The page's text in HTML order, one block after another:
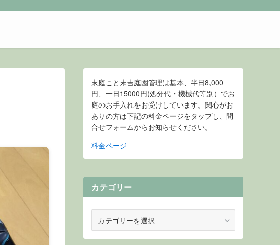
末庭こと末吉庭園管理は基本、半日8,000
円、一日15000円(処分代・機械代等別）でお
庭のお手入れをお受けしています。関心がお
ありの方は下記の料金ページをタップし、問
合せフォームからお知らせください。
料金ページ
カテゴリー
ゴ